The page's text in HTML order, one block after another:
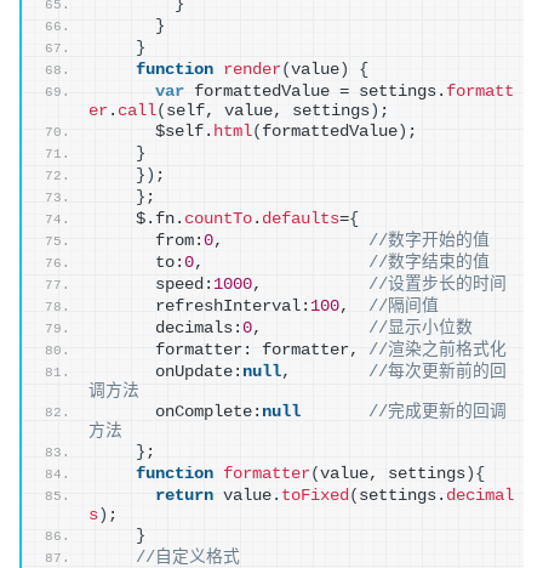
}
}
}
function render(value)
{
var formattedValue = settings. formatt
er . call( self, value, settings) ;
      $self.
html( formattedValue) ;
}
} ) ;
} ;
    $.fn.
countTo . defaults={
      from:
0, //数字开始的值
      to:
0, //数字结束的值
      speed:
1000, //设置步长的时间
      refreshInterval:
100, //隔间值
      decimals:
0, //显示小位数
      formatter: formatter,
//渲染之前格式化
      onUpdate:
null, //每次更新前的回
调方法
      onComplete:
null
//完成更新的回调
方法
} ;
function formatter(value, settings) {
return value. toFixed ( settings. decimal
s) ;
}
//自定义格式